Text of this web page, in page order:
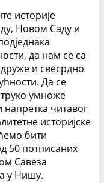
историје
Новом Саду и
да нам се са
и свесрдно
Да се
умноже
читавог
историјске
бити
50 потписаних
Савеза
у Нишу.